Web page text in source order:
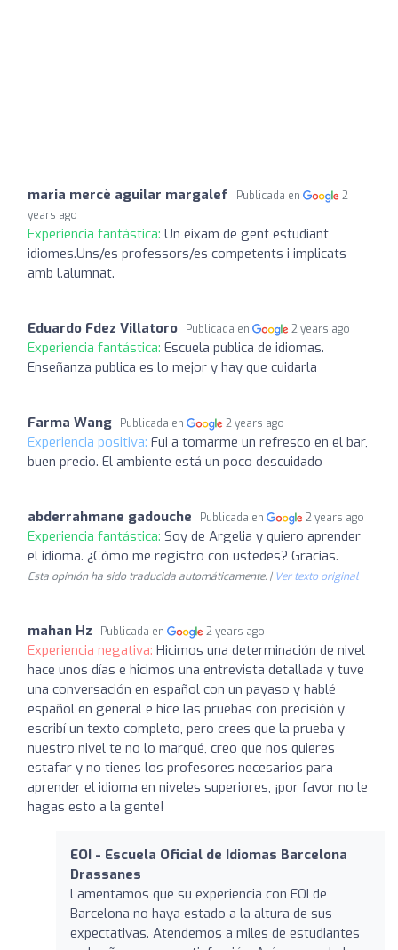
maria mercè aguilar margalef Publicada en
2
years ago
Experiencia fantástica: Un eixam de gent estudiant
idiomes.Uns/es professors/es competents i implicats
amb l.alumnat.
Eduardo Fdez Villatoro Publicada en 2 years ago
Experiencia fantástica: Escuela publica de idiomas.
Enseñanza publica es lo mejor y hay que cuidarla
Farma Wang Publicada en 2 years ago
Experiencia positiva: Fui a tomarme un refresco en el bar,
buen precio. El ambiente está un poco descuidado
abderrahmane gadouche Publicada en 2 years ago
Experiencia fantástica: Soy de Argelia y quiero aprender
el idioma. ¿Cómo me registro con ustedes? Gracias.
Esta opinión ha sido traducida automáticamente. | Ver texto original
mahan Hz Publicada en 2 years ago
Experiencia negativa: Hicimos una determinación de nivel
hace unos días e hicimos una entrevista detallada y tuve
una conversación en español con un payaso y hablé
español en general e hice las pruebas con precisión y
escribí un texto completo, pero crees que la prueba y
nuestro nivel te no lo marqué, creo que nos quieres
estafar y no tienes los profesores necesarios para
aprender el idioma en niveles superiores, ¡por favor no le
hagas esto a la gente!
EOI - Escuela Oficial de Idiomas Barcelona
Drassanes
Lamentamos que su experiencia con EOI de
Barcelona no haya estado a la altura de sus
expectativas. Atendemos a miles de estudiantes